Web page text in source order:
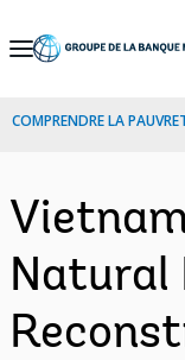
Skip
Navigation
COMPRENDRE LA
Natural